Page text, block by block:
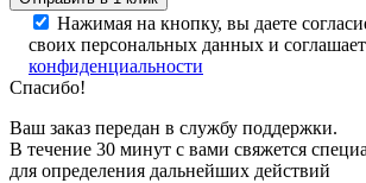
Нажимая на кнопку, вы даете
своих персональных данных и
конфиденциальности
Спасибо!
Ваш заказ передан в службу поддержки.
В течение 30 минут с вами свяжется
для определения дальнейших действий